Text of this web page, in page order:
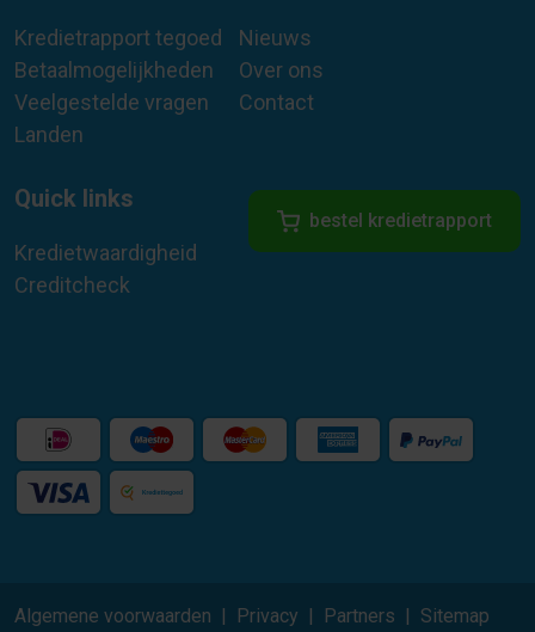
Kredietrapport tegoed
Betaalmogelijkheden
Veelgestelde vragen
Landen
Nieuws
Over ons
Contact
Quick links
Kredietwaardigheid
Creditcheck
bestel kredietrapport
Algemene voorwaarden Privacy Partners Sitemap